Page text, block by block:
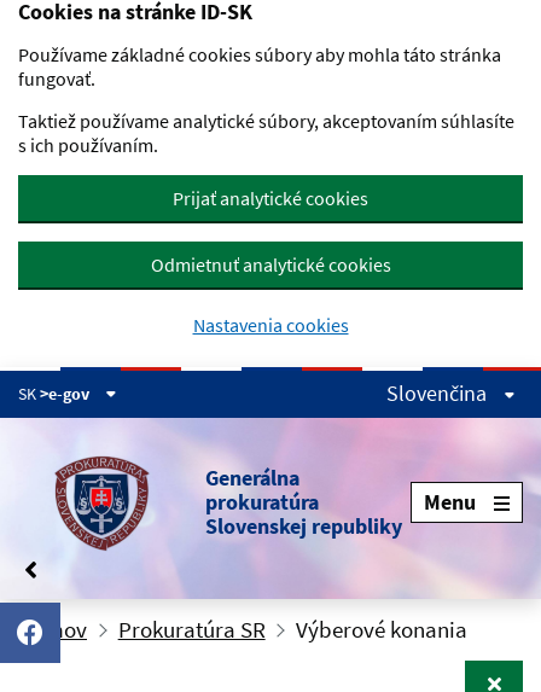
Preskočiť na hlavný obsah
Cookies na stránke ID-SK
Používame základné cookies súbory aby mohla táto stránka
fungovať.
Taktiež používame analytické súbory, akceptovaním súhlasíte
s ich používaním.
Prijať analytické cookies
Odmietnuť analytické cookies
Nastavenia cookies
SK>e-gov Slovenčina
Generálna
prokuratúra
Slovenskej republiky
Menu
Domov Prokuratúra SR Výberové konania